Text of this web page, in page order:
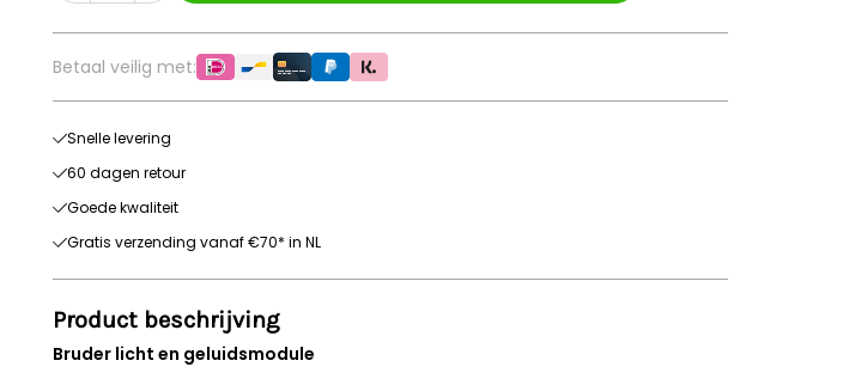
Betaal veilig met:
Snelle levering
60 dagen retour
Goede kwaliteit
Gratis verzending vanaf €70* in NL
Product beschrijving
Bruder licht en geluidsmodule